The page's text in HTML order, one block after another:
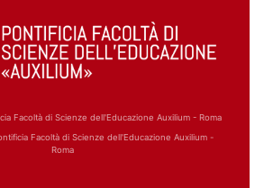
Facoltà di Scienze dell'Educazione Auxilium - Roma
Facoltà di Scienze dell'Educazione Auxilium -
Roma